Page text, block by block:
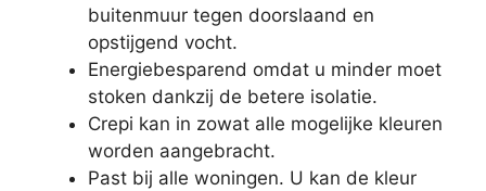
buitenmuur tegen doorslaand en
opstijgend vocht.
Energiebesparend omdat u minder moet
stoken dankzij de betere isolatie.
Crepi kan in zowat alle mogelijke kleuren
worden aangebracht.
Past bij alle woningen. U kan de kleur